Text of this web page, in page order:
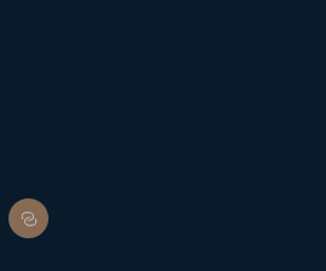
2022 is de cv-ketel vernieuwd, ook
vooruit.
gelegen, is gerealiseerd vanaf
’80. Het dorp beschikt over vele
ijssalons, drogisterij, een
er ook een basisschool en